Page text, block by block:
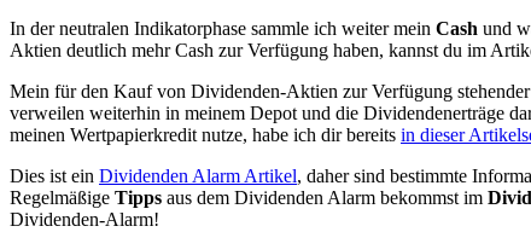
In der neutralen Indikatorphase sammle ich weiter mein Cash und
Aktien deutlich mehr Cash zur Verfügung haben, kannst du im
Mein für den Kauf von Dividenden-Aktien zur Verfügung stehender
verweilen weiterhin in meinem Depot und die Dividendenerträge
meinen Wertpapierkredit nutze, habe ich dir bereits in dieser
Dies ist ein Dividenden Alarm Artikel, daher sind bestimmte
Regelmäßige Tipps aus dem Dividenden Alarm bekommst im
Dividenden-Alarm!